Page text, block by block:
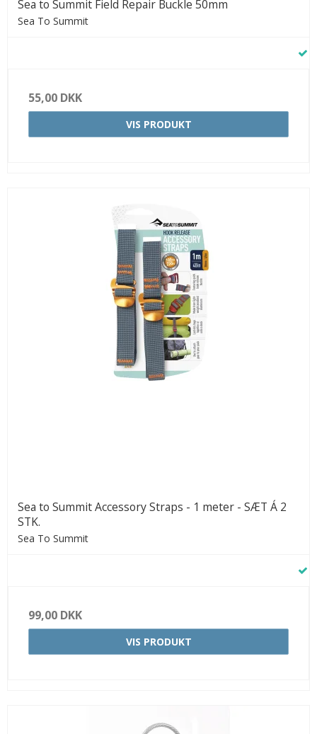
Sea to Summit Field Repair Buckle 50mm
Sea To Summit
55,00 DKK
VIS PRODUKT
Sea to Summit Accessory Straps - 1 meter - SÆT Á 2
STK.
Sea To Summit
99,00 DKK
VIS PRODUKT